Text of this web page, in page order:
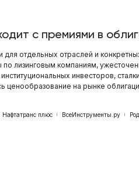
с премиями в
отдельных отраслей и
лизинговым компаниям,
инвесторов,
ценообразование на рынке
Нафтатранс плюс ВсеИнструменты.ру